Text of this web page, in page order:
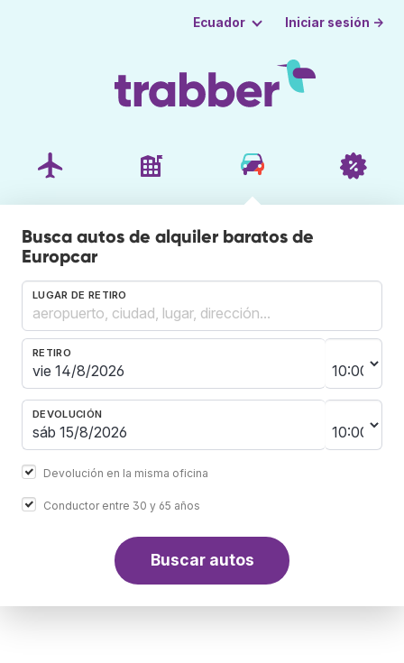
Ecuador Iniciar sesión →
Busca autos de alquiler baratos de
Europcar
LUGAR DE RETIRO
RETIRO
DEVOLUCIÓN
Devolución en la misma oficina
Conductor entre 30 y 65 años
Buscar autos